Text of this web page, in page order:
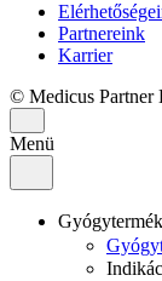
Partnereink
Karrier
© Medicus
Menü